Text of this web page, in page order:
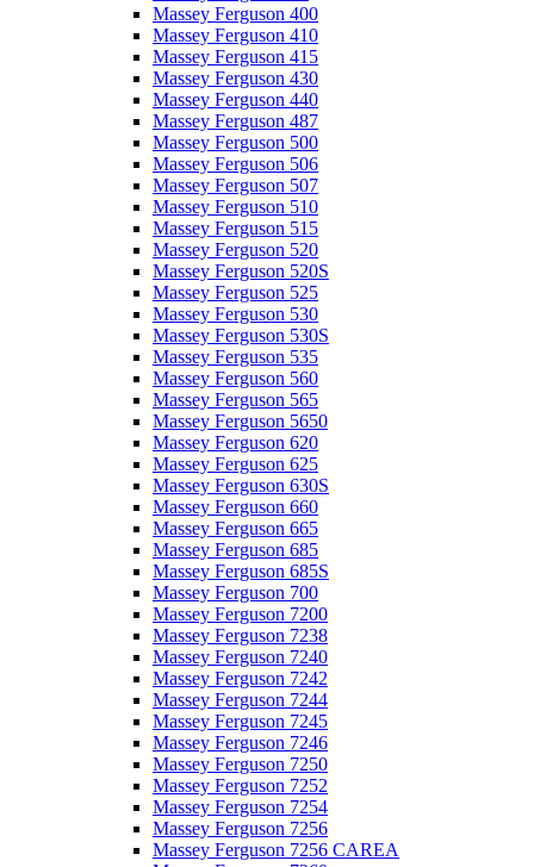
Massey Ferguson 400
Massey Ferguson 410
Massey Ferguson 415
Massey Ferguson 430
Massey Ferguson 440
Massey Ferguson 487
Massey Ferguson 500
Massey Ferguson 506
Massey Ferguson 507
Massey Ferguson 510
Massey Ferguson 515
Massey Ferguson 520
Massey Ferguson 520S
Massey Ferguson 525
Massey Ferguson 530
Massey Ferguson 530S
Massey Ferguson 535
Massey Ferguson 560
Massey Ferguson 565
Massey Ferguson 5650
Massey Ferguson 620
Massey Ferguson 625
Massey Ferguson 630S
Massey Ferguson 660
Massey Ferguson 665
Massey Ferguson 685
Massey Ferguson 685S
Massey Ferguson 700
Massey Ferguson 7200
Massey Ferguson 7238
Massey Ferguson 7240
Massey Ferguson 7242
Massey Ferguson 7244
Massey Ferguson 7245
Massey Ferguson 7246
Massey Ferguson 7250
Massey Ferguson 7252
Massey Ferguson 7254
Massey Ferguson 7256
Massey Ferguson 7256 CAREA